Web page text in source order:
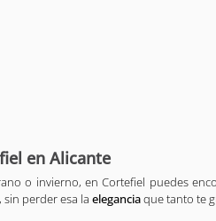
en Alicante
o invierno, en Cortefiel puedes
perder esa la eleganciaque tanto te